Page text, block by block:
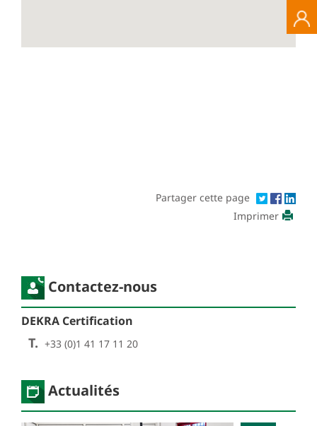
Partager cette page
Imprimer
Contactez-nous
DEKRA Certification
T. +33 (0)1 41 17 11 20
Actualités